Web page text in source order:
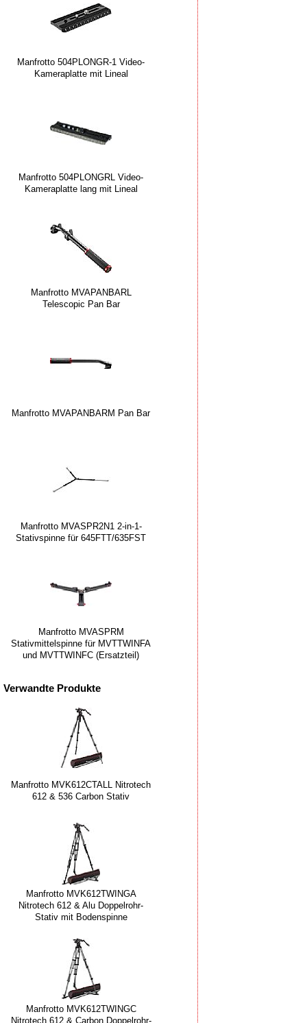
Manfrotto 504PLONGR-1 Video-
Kameraplatte mit Lineal
Manfrotto 504PLONGRL Video-
Kameraplatte lang mit Lineal
Manfrotto MVAPANBARL
Telescopic Pan Bar
Manfrotto MVAPANBARM Pan Bar
Manfrotto MVASPR2N1 2-in-1-
Stativspinne für 645FTT/635FST
Manfrotto MVASPRM
Stativmittelspinne für MVTTWINFA
und MVTTWINFC (Ersatzteil)
Verwandte Produkte
Manfrotto MVK612CTALL Nitrotech
612 & 536 Carbon Stativ
Manfrotto MVK612TWINGA
Nitrotech 612 & Alu Doppelrohr-
Stativ mit Bodenspinne
Manfrotto MVK612TWINGC
Nitrotech 612 & Carbon Doppelrohr-